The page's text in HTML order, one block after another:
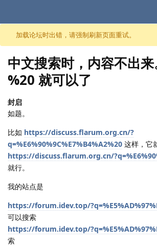
跳至内容
加载论坛时出错，请强制刷新页面重试。
中文搜索时，内容不出
%20 就可以了
封启
如题。
比如 https://discuss.flarum.org.cn/?
q=%E6%90%9C%E7%B4%A2%20 这样，它
https://discuss.flarum.org.cn/
就行。
我的站点是
https://forum.idev.top/
可以搜索
https://forum.idev.top/
索